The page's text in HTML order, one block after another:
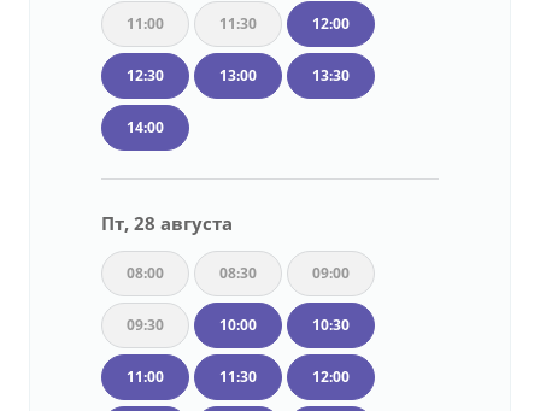
11:00 11:30 12:00
12:30 13:00 13:30
14:00
Пт, 28 августа
08:00 08:30 09:00
09:30 10:00 10:30
11:00 11:30 12:00